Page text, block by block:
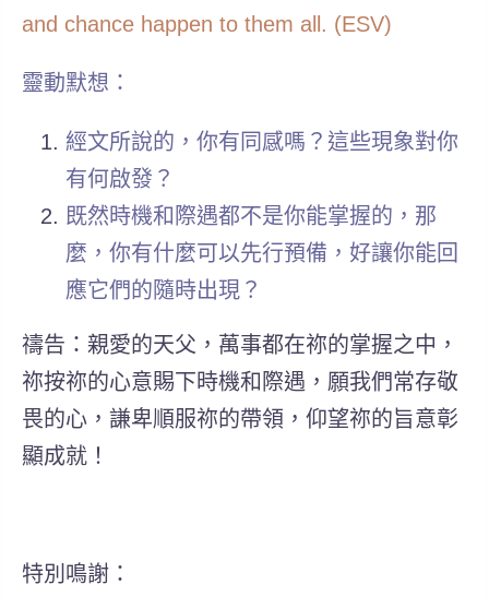
and chance happen to them all. (ESV)
靈動默想：
經文所說的，你有同感嗎？這些現象對你
有何啟發？
既然時機和際遇都不是你能掌握的，那
麼，你有什麼可以先行預備，好讓你能回
應它們的隨時出現？
禱告：親愛的天父，萬事都在祢的掌握之中，
祢按祢的心意賜下時機和際遇，願我們常存敬
畏的心，謙卑順服祢的帶領，仰望祢的旨意彰
顯成就！
特別鳴謝：